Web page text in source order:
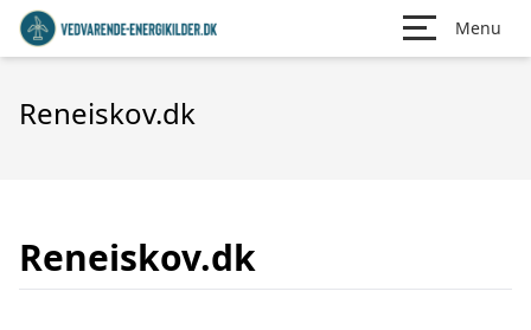
Menu
Reneiskov.dk
Reneiskov.dk